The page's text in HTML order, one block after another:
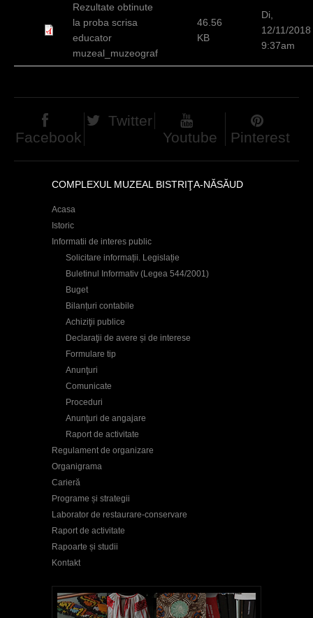
r
Rezultate obtinute
la proba scrisa
educator
muzeal_muzeograf
46.56
KB
Di,
12/11/2018
9:37am
Facebook
Twitter
Youtube
Pinterest
COMPLEXUL MUZEAL BISTRIŢA-NĂSĂUD
Acasa
Istoric
Informatii de interes public
Solicitare informații. Legislație
Buletinul Informativ (Legea 544/2001)
Buget
Bilanțuri contabile
Achiziţii publice
Declaraţii de avere și de interese
Formulare tip
Anunţuri
Comunicate
Proceduri
Anunţuri de angajare
Raport de activitate
Regulament de organizare
Organigrama
Carieră
Programe și strategii
Laborator de restaurare-conservare
Raport de activitate
Rapoarte și studii
Kontakt